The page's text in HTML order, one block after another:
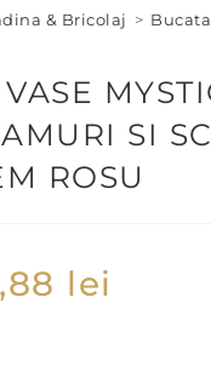
& Bricolaj >
SI
ROSU
lei